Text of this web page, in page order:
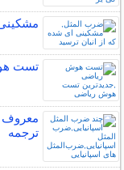
تست
معروف
ترجمه